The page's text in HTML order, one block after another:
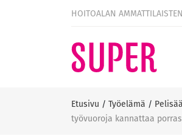
HOITOALAN
Etusivu / Työelämä /
työvuoroja kannattaa